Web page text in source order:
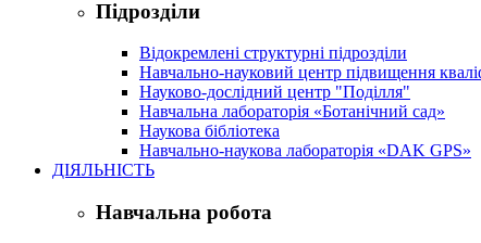
Підрозділи
Відокремлені структурні підрозділи
Навчально-науковий центр підвищення
Науково-дослідний центр "Поділля"
Навчальна лабораторія «Ботанічний сад»
Наукова бібліотека
Навчально-наукова лабораторія «DAK GPS»
ДІЯЛЬНІСТЬ
Навчальна робота